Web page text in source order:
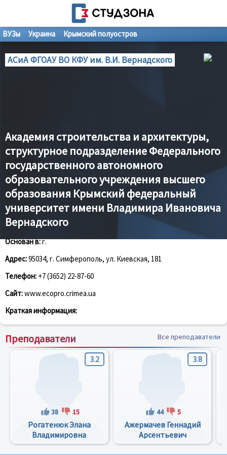
ВУЗы Украина Крымский полуостров
АСиА ФГОАУ ВО КФУ им. В.И. Вернадского
Академия строительства и архитектуры,
структурное подразделение Федерального
государственного автономного
образовательного учреждения высшего
образования Крымский федеральный
университет имени Владимира Ивановича
Вернадского
Основан в:г.
Адрес:95034, г. Симферополь, ул. Киевская, 181
Телефон: +7 (3652) 22-87-60
Сайт:www.ecopro.crimea.ua
Краткая информация:
Преподаватели Все преподаватели
3.2
38 15
Рогатенюк Элана
Владимировна
3.8
44 5
Ажермачев Геннадий
Арсентьевич